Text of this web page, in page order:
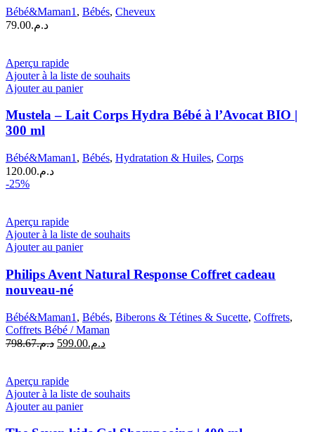
Bébé&Maman1 , Bébés, Cheveux
د.م.79.00
Aperçu rapide
Ajouter à la liste de souhaits
Ajouter au panier
Mustela – Lait Corps Hydra Bébé à l’Avocat BIO |
300 ml
Bébé&Maman1 , Bébés, Hydratation & Huiles, Corps
د.م.120.00
-25%
Aperçu rapide
Ajouter à la liste de souhaits
Ajouter au panier
Philips Avent Natural Response Coffret cadeau
nouveau-né
Bébé&Maman1 , Bébés, Biberons & Tétines & Sucette, Coffrets,
Coffrets Bébé / Maman
د.م.798.67
Le
était :
د.م.798.67.
د.م.599.00
Le
Aperçu rapide
Ajouter à la liste de souhaits
Ajouter au panier